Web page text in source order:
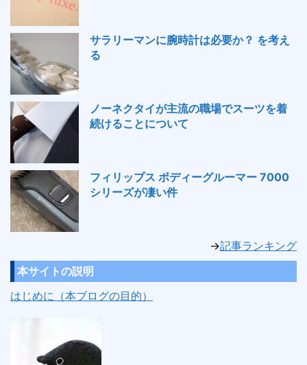
サラリーマンに腕時計は必要か？ を考え
る
ノーネクタイが主流の職場でスーツを着
続けることについて
フィリップス ボディーグルーマー 7000
シリーズが凄い件
→記事ランキング
本サイトの説明
はじめに（本ブログの目的）